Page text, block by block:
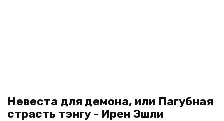
Невеста для демона, или Пагубная
страсть тэнгу - Ирен Эшли